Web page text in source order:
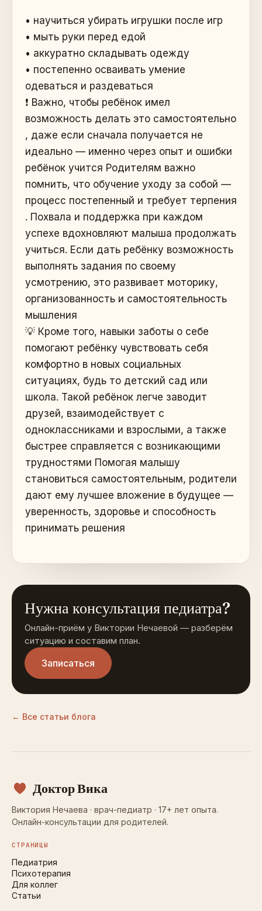
• научиться убирать игрушки после игр
• мыть руки перед едой
• аккуратно складывать одежду
• постепенно осваивать умение
одеваться и раздеваться
❗️ Важно, чтобы ребёнок имел
возможность делать это самостоятельно
, даже если сначала получается не
идеально — именно через опыт и ошибки
ребёнок учится Родителям важно
помнить, что обучение уходу за собой —
процесс постепенный и требует терпения
. Похвала и поддержка при каждом
успехе вдохновляют малыша продолжать
учиться. Если дать ребёнку возможность
выполнять задания по своему
усмотрению, это развивает моторику,
организованность и самостоятельность
мышления
💡 Кроме того, навыки заботы о себе
помогают ребёнку чувствовать себя
комфортно в новых социальных
ситуациях, будь то детский сад или
школа. Такой ребёнок легче заводит
друзей, взаимодействует с
одноклассниками и взрослыми, а также
быстрее справляется с возникающими
трудностями Помогая малышу
становиться самостоятельным, родители
дают ему лучшее вложение в будущее —
уверенность, здоровье и способность
принимать решения
Нужна консультация педиатра?
Онлайн-приём у Виктории Нечаевой — разберём
ситуацию и составим план.
Записаться
← Все статьи блога
Доктор Вика
Виктория Нечаева · врач-педиатр · 17+ лет опыта.
Онлайн-консультации для родителей.
СТРАНИЦЫ
Педиатрия
Психотерапия
Для коллег
Статьи